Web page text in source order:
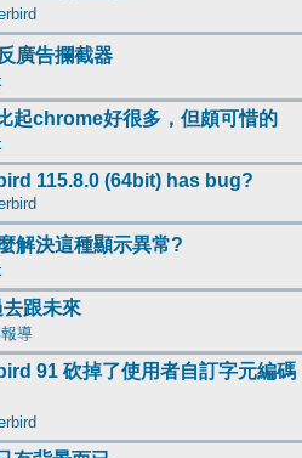
廣告攔截器
起chrome好很多，但頗可惜的
115.8.0 (64bit) has bug?
解決這種顯示異常?
跟未來
導
91 砍掉了使用者自訂字元編碼